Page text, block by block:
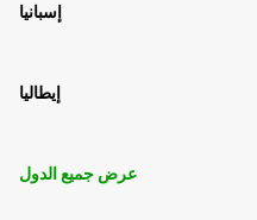
إسبانيا
إيطاليا
عرض جميع الدول